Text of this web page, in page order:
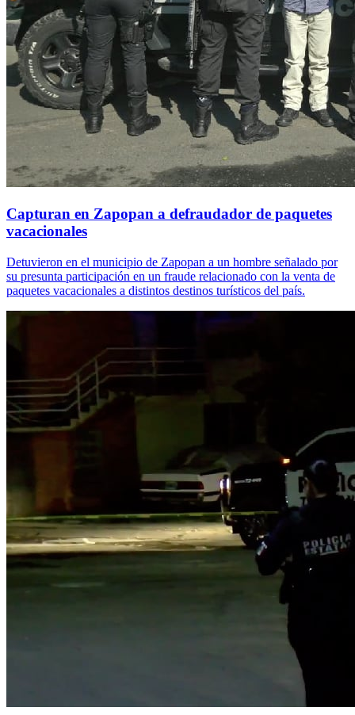
Capturan en Zapopan a defraudador de paquetes
vacacionales
Detuvieron en el municipio de Zapopan a un hombre señalado por
su presunta participación en un fraude relacionado con la venta de
paquetes vacacionales a distintos destinos turísticos del país.